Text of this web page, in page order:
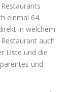
einmal 64.
in welchem
auch
Liste und die
und